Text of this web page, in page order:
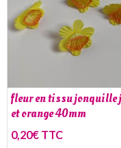
fleur en tissu jonquille
et orange 40mm
0,20€ TTC